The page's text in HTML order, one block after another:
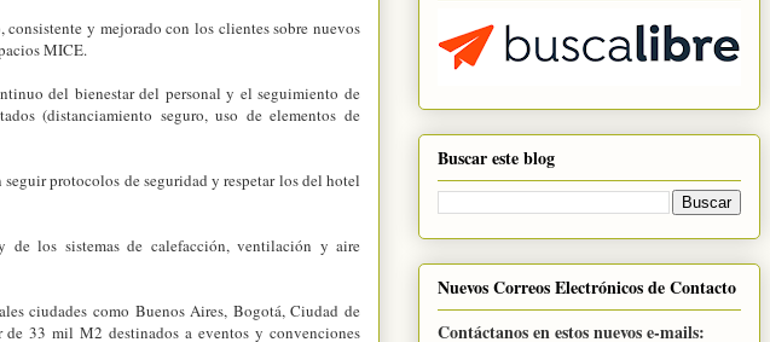
y mejorado con los clientes sobre nuevos
MICE.
del bienestar del personal y el seguimiento de
(distanciamiento seguro, uso de elementos de
protocolos de seguridad y respetar los del hotel
de los sistemas de calefacción, ventilación y aire
ciudades como Buenos Aires, Bogotá, Ciudad de
33 mil M2 destinados a eventos y convenciones
Buscar este blog
Nuevos Correos Electrónicos de Contacto
Contáctanos en estos nuevos e-mails: